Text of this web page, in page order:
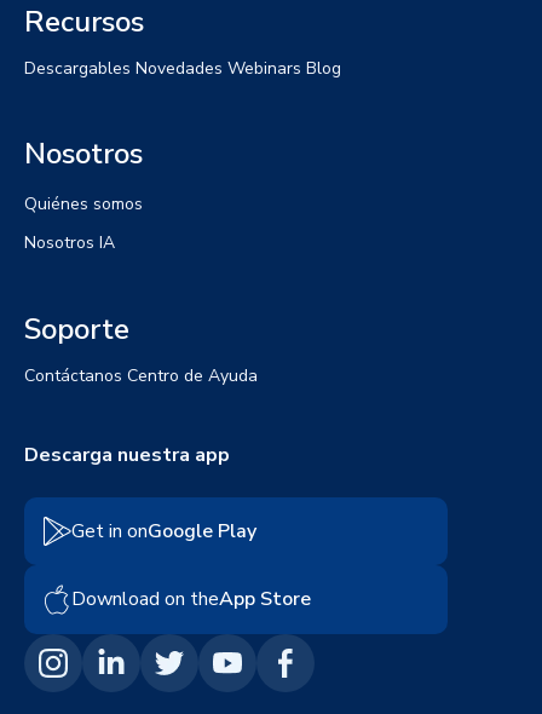
Recursos
Descargables Novedades Webinars Blog
Nosotros
Quiénes somos
Nosotros IA
Soporte
Contáctanos Centro de Ayuda
Descarga nuestra app
Get in onGoogle Play
Download on theApp Store